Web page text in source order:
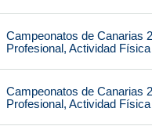
Campeonatos de Canarias
Profesional, Actividad
Campeonatos de Canarias
Profesional, Actividad